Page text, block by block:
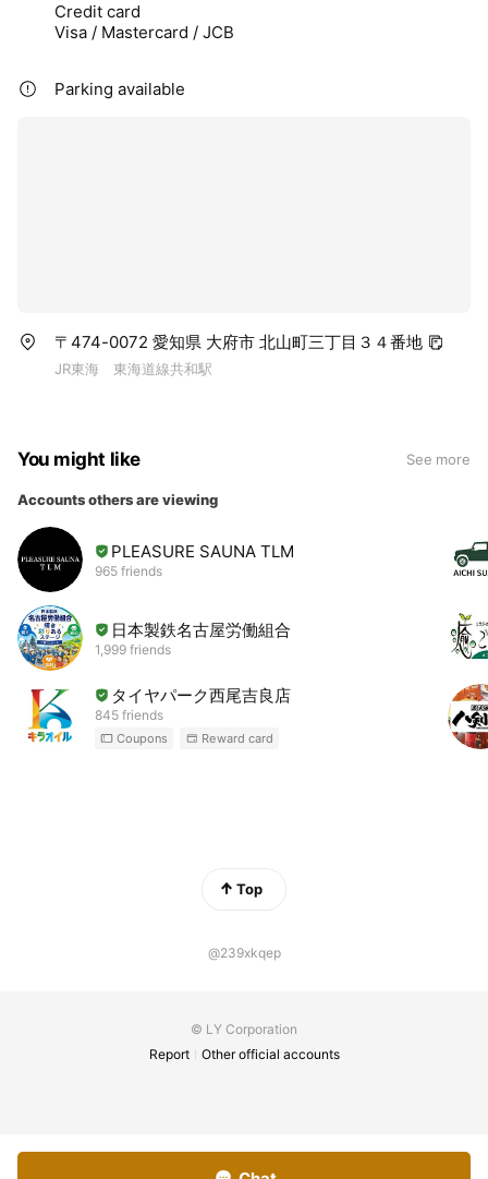
Credit card
Visa / Mastercard / JCB
Parking available
〒474-0072 愛知県 大府市 北山町三丁目３４番地
JR東海 東海道線共和駅
You might like See more
Accounts others are viewing
PLEASURE SAUNA TLM
965 friends
日本製鉄名古屋労働組合
1,999 friends
タイヤパーク西尾吉良店
845 friends
Coupons Reward card
Top
@239xkqep
© LY Corporation
Report
Other official accounts